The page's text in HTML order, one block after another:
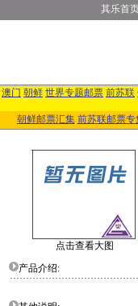
其乐首
澳门 朝鲜 世界专题邮票 前苏联
朝鲜邮票汇集 前苏联邮票专
点击查看大图
产品介绍: